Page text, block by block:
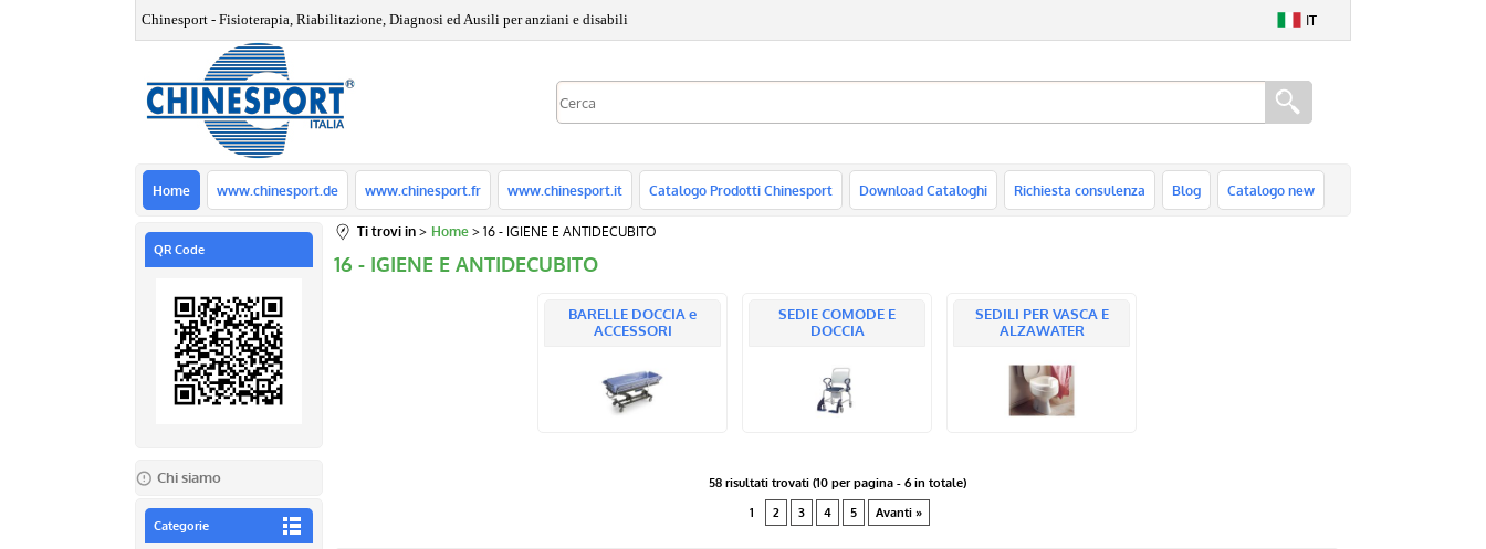
Chinesport - Fisioterapia, Riabilitazione, Diagnosi ed Ausili per anziani e disabili IT
Home www.chinesport.de www.chinesport.fr www.chinesport.it Catalogo Prodotti Chinesport Download Cataloghi Richiesta consulenza Blog Catalogo new
QR Code
Chi siamo
Categorie
Ti trovi in Home 16 - IGIENE E ANTIDECUBITO
16 - IGIENE E ANTIDECUBITO
BARELLE DOCCIA e
ACCESSORI
SEDIE COMODE E
DOCCIA
SEDILI PER VASCA E
ALZAWATER
58 risultati trovati (10 per pagina - 6 in totale)
1
2 3 4 5 Avanti »